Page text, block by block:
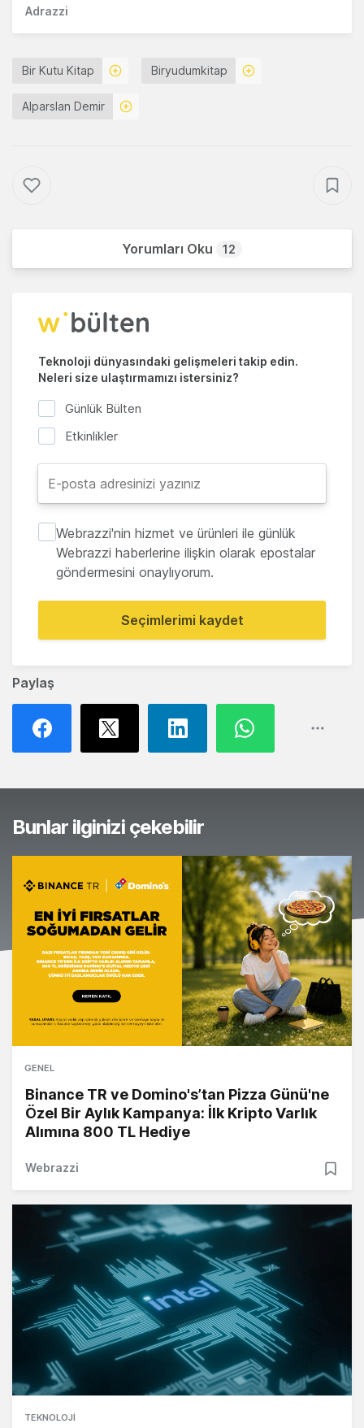
Paylaş
Adrazzi
Bir Kutu Kitap Biryudumkitap
Alparslan Demir
Yorumları Oku 12
Teknoloji dünyasındaki gelişmeleri takip edin.
Neleri size ulaştırmamızı istersiniz?
Günlük Bülten
Etkinlikler
Webrazzi'nin hizmet ve ürünleri ile günlük
Webrazzi haberlerine ilişkin olarak epostalar
göndermesini onaylıyorum.
Seçimlerimi kaydet
Bunlar ilginizi çekebilir
GENEL
Binance TR ve Domino's’tan Pizza Günü'ne
Özel Bir Aylık Kampanya: İlk Kripto Varlık
Alımına 800 TL Hediye
Webrazzi
TEKNOLOJI